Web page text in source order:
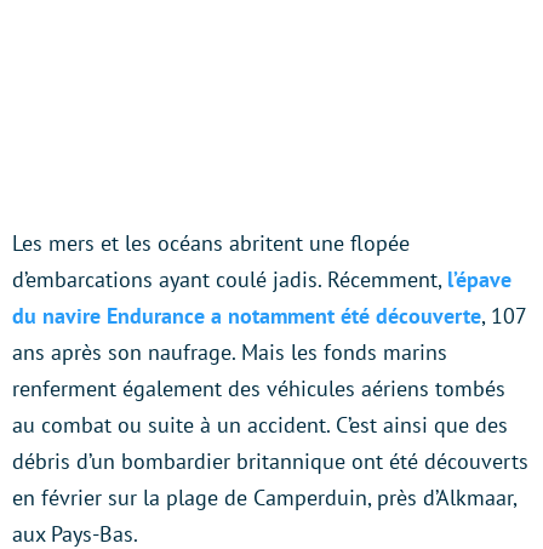
Les mers et les océans abritent une flopée
d’embarcations ayant coulé jadis. Récemment, l’épave
du navire Endurance a notamment été découverte, 107
ans après son naufrage. Mais les fonds marins
renferment également des véhicules aériens tombés
au combat ou suite à un accident. C’est ainsi que des
débris d’un bombardier britannique ont été découverts
en février sur la plage de Camperduin, près d’Alkmaar,
aux Pays-Bas.